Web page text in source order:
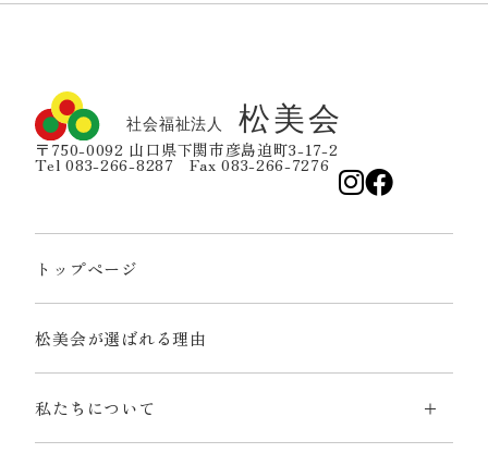
〒750-0092 山口県下関市彦島迫町3-17-2
Tel 083-266-8287 Fax 083-266-7276
トップページ
松美会が選ばれる理由
私たちについて